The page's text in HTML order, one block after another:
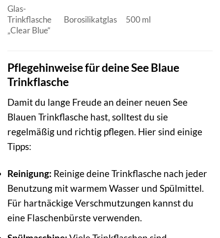
Glas-
Trinkflasche
„Clear Blue“
Borosilikatglas 500 ml
Pflegehinweise für deine See Blaue
Trinkflasche
Damit du lange Freude an deiner neuen See
Blauen Trinkflasche hast, solltest du sie
regelmäßig und richtig pflegen. Hier sind einige
Tipps:
Reinigung: Reinige deine Trinkflasche nach jeder
Benutzung mit warmem Wasser und Spülmittel.
Für hartnäckige Verschmutzungen kannst du
eine Flaschenbürste verwenden.